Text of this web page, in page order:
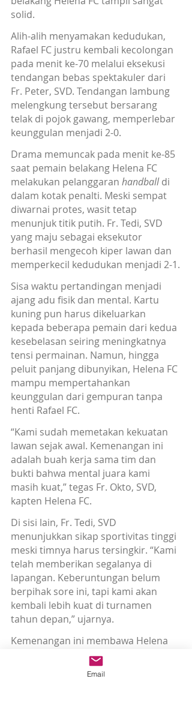
solid.
Alih-alih menyamakan kedudukan,
Rafael FC justru kembali kecolongan
pada menit ke-70 melalui eksekusi
tendangan bebas spektakuler dari
Fr. Peter, SVD. Tendangan lambung
melengkung tersebut bersarang
telak di pojok gawang, memperlebar
keunggulan menjadi 2-0.
Drama memuncak pada menit ke-85
saat pemain belakang Helena FC
melakukan pelanggaran handball di
dalam kotak penalti. Meski sempat
diwarnai protes, wasit tetap
menunjuk titik putih. Fr. Tedi, SVD
yang maju sebagai eksekutor
berhasil mengecoh kiper lawan dan
memperkecil kedudukan menjadi 2-1.
Sisa waktu pertandingan menjadi
ajang adu fisik dan mental. Kartu
kuning pun harus dikeluarkan
kepada beberapa pemain dari kedua
kesebelasan seiring meningkatnya
tensi permainan. Namun, hingga
peluit panjang dibunyikan, Helena FC
mampu mempertahankan
keunggulan dari gempuran tanpa
henti Rafael FC.
“Kami sudah memetakan kekuatan
lawan sejak awal. Kemenangan ini
adalah buah kerja sama tim dan
bukti bahwa mental juara kami
masih kuat,” tegas Fr. Okto, SVD,
kapten Helena FC.
Di sisi lain, Fr. Tedi, SVD
menunjukkan sikap sportivitas tinggi
meski timnya harus tersingkir. “Kami
telah memberikan segalanya di
lapangan. Keberuntungan belum
berpihak sore ini, tapi kami akan
kembali lebih kuat di turnamen
tahun depan,” ujarnya.
Kemenangan ini membawa Helena
FC selangkah lebih dekat dengan
trofi juara Rektor Cup 2026,
Email